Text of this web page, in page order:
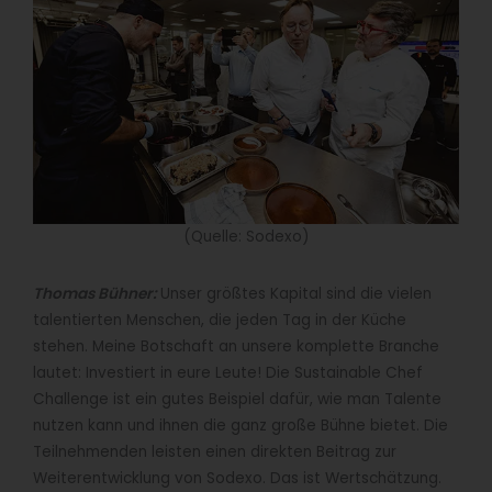
(Quelle: Sodexo)
Thomas Bühner: Unser größtes Kapital sind die vielen
talentierten Menschen, die jeden Tag in der Küche
stehen. Meine Botschaft an unsere komplette Branche
lautet: Investiert in eure Leute! Die Sustainable Chef
Challenge ist ein gutes Beispiel dafür, wie man Talente
nutzen kann und ihnen die ganz große Bühne bietet. Die
Teilnehmenden leisten einen direkten Beitrag zur
Weiterentwicklung von Sodexo. Das ist Wertschätzung.